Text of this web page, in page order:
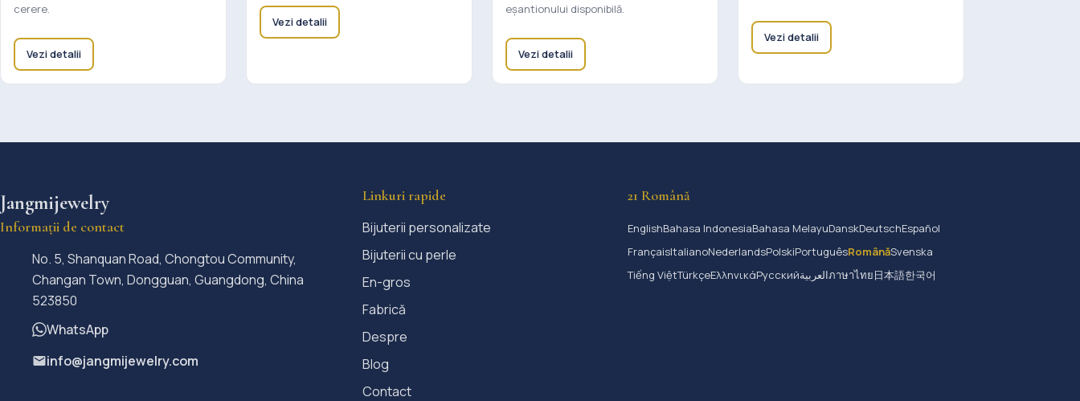
cerere.
Vezi detalii
Vezi detalii
eșantionului disponibilă.
Vezi detalii
Vezi detalii
Jangmijewelry
Informații de contact
No. 5, Shanquan Road, Chongtou Community,
Changan Town, Dongguan, Guangdong, China
523850
WhatsApp
info@jangmijewelry.com
Linkuri rapide
Bijuterii personalizate
Bijuterii cu perle
En-gros
Fabrică
Despre
Blog
Contact
21 Română
EnglishBahasa IndonesiaBahasa MelayuDanskDeutschEspañol
FrançaisItalianoNederlandsPolskiPortuguêsRomânăSvenska
Tiếng ViệtTürkçeΕλληνικάРусскийالعربيةภาษาไทย日本語한국어